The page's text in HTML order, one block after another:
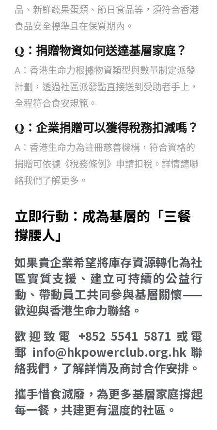
品、新鮮蔬果蛋類、節日食品等，須符合香港
食品安全標準且在保質期內。
Q： 捐贈物資如何送達基層家庭？
A：香港生命力根據物資類型與數量制定派發
計劃，透過社區派發點直接送到受助者手上，
全程符合食安規範。
Q： 企業捐贈可以獲得稅務扣減嗎？
A：香港生命力為註冊慈善機構，符合資格的
捐贈可依據《稅務條例》申請扣稅。詳情請聯
絡我們了解更多。
立即行動：成為基層的「三餐
撐腰人」
如果貴企業希望將庫存資源轉化為社
區實質支援、建立可持續的公益行
動、帶動員工共同參與基層關懷——
歡迎與香港生命力聯絡。
歡迎致電 +852 5541 5871 或電
郵 info@hkpowerclub.org.hk 聯
絡我們，了解詳情及商討合作安排。
攜手惜食減廢，為更多基層家庭撐起
每一餐，共建更有溫度的社區。